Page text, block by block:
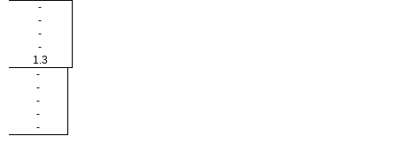
-
-
-
-
1.3
-
-
-
-
-